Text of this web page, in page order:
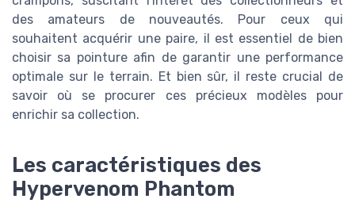
des amateurs de nouveautés. Pour ceux qui
souhaitent acquérir une paire, il est essentiel de bien
choisir sa pointure afin de garantir une performance
optimale sur le terrain. Et bien sûr, il reste crucial de
savoir où se procurer ces précieux modèles pour
enrichir sa collection.
Les caractéristiques des
Hypervenom Phantom